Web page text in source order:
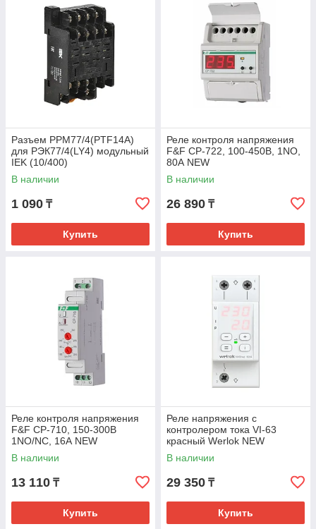
Разъем РРМ77/4(PTF14A)
для РЭК77/4(LY4) модульный
IEK (10/400)
В наличии
1 090 ₸
Купить
Реле контроля напряжения
F&F CP-722, 100-450В, 1NO,
80А NEW
В наличии
26 890 ₸
Купить
Реле контроля напряжения
F&F CP-710, 150-300В
1NO/NC, 16А NEW
В наличии
13 110 ₸
Купить
Реле напряжения с
контролером тока VI-63
красный Werlok NEW
В наличии
29 350 ₸
Купить